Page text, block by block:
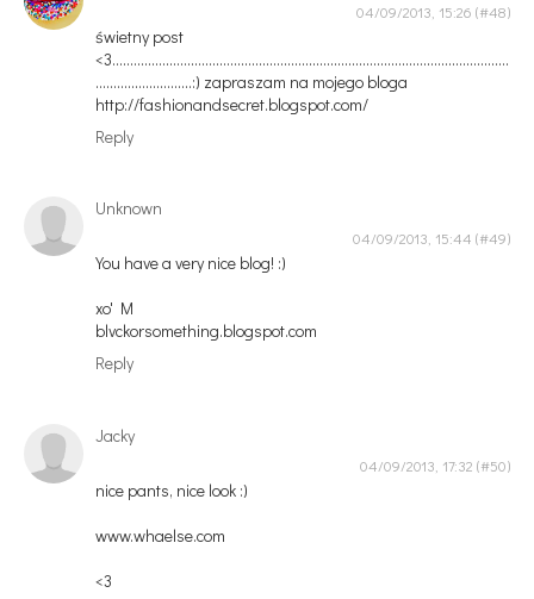
04/09/2013, 15:26
świetny post
<3...............................................................................................................
...........................:) zapraszam na mojego bloga
http://fashionandsecret.blogspot.com/
Reply
Unknown
04/09/2013, 15:44
You have a very nice blog! :)
xo' M
blvckorsomething.blogspot.com
Reply
Jacky
04/09/2013, 17:32
nice pants, nice look :)
www.whaelse.com
<3